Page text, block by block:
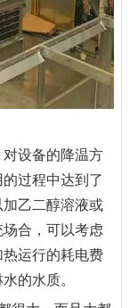
设备的降温方
过程中达到了
乙二醇溶液或
合，可以考虑
运行的耗电费
的水质。